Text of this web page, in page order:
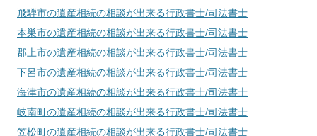
飛騨市の遺産相続の相談が出来る行政書士/司法書士
本巣市の遺産相続の相談が出来る行政書士/司法書士
郡上市の遺産相続の相談が出来る行政書士/司法書士
下呂市の遺産相続の相談が出来る行政書士/司法書士
海津市の遺産相続の相談が出来る行政書士/司法書士
岐南町の遺産相続の相談が出来る行政書士/司法書士
笠松町の遺産相続の相談が出来る行政書士/司法書士